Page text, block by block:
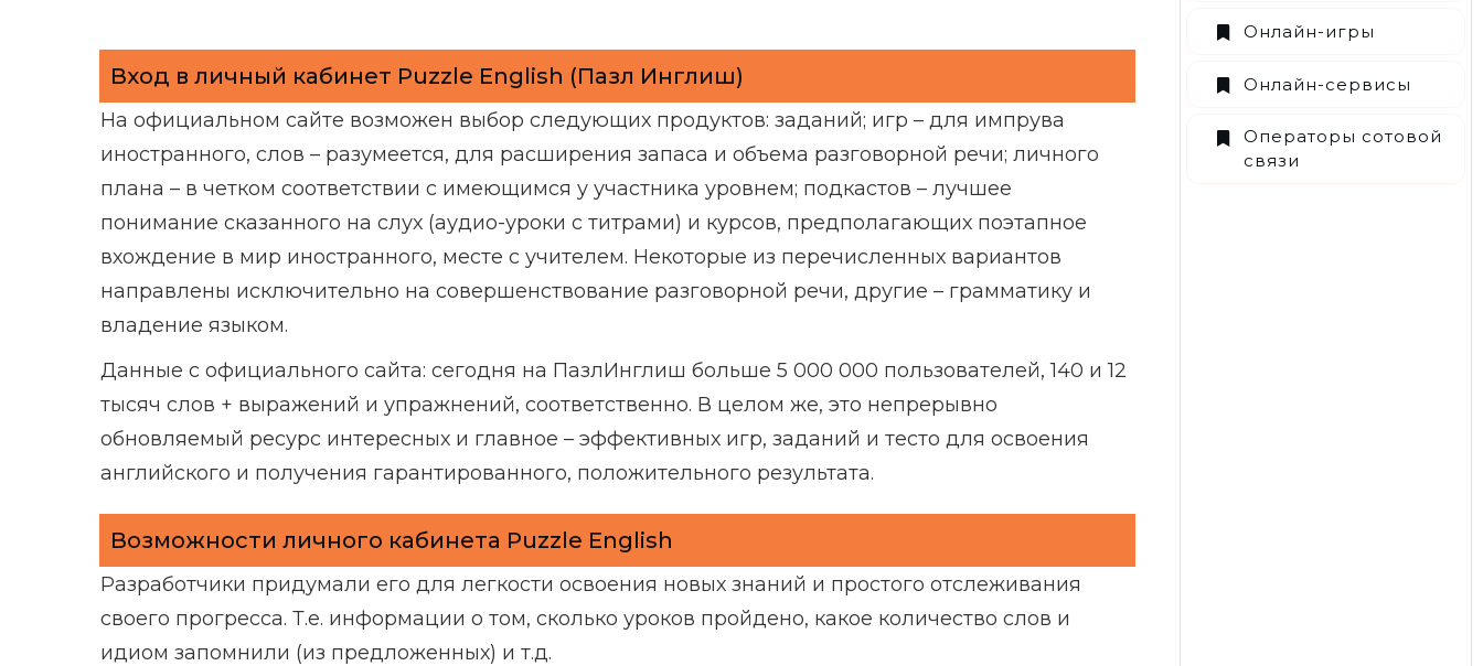
Вход в личный кабинет Puzzle English (Пазл Инглиш)
На официальном сайте возможен выбор следующих продуктов: заданий; игр – для импрува
иностранного, слов – разумеется, для расширения запаса и объема разговорной речи; личного
плана – в четком соответствии с имеющимся у участника уровнем; подкастов – лучшее
понимание сказанного на слух (аудио-уроки с титрами) и курсов, предполагающих поэтапное
вхождение в мир иностранного, месте с учителем. Некоторые из перечисленных вариантов
направлены исключительно на совершенствование разговорной речи, другие – грамматику и
владение языком.
Данные с официального сайта: сегодня на ПазлИнглиш больше 5 000 000 пользователей, 140 и 12
тысяч слов + выражений и упражнений, соответственно. В целом же, это непрерывно
обновляемый ресурс интересных и главное – эффективных игр, заданий и тесто для освоения
английского и получения гарантированного, положительного результата.
Возможности личного кабинета Puzzle English
Разработчики придумали его для легкости освоения новых знаний и простого отслеживания
своего прогресса. Т.е. информации о том, сколько уроков пройдено, какое количество слов и
идиом запомнили (из предложенных) и т.д.
Онлайн-игры
Онлайн-сервисы
Операторы сотовой
связи